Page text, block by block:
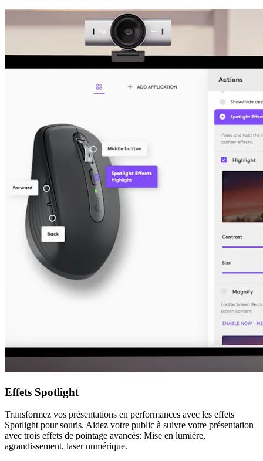
Effets Spotlight
Transformez vos présentations en performances avec les effets
Spotlight pour souris. Aidez votre public à suivre votre présentation
avec trois effets de pointage avancés: Mise en lumière,
agrandissement, laser numérique.